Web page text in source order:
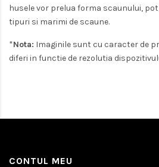
husele vor prelua forma scaunului,
tipuri si marimi de scaune.
*Nota: Imaginile sunt cu caracter de
diferi in functie de rezolutia
CONTUL MEU